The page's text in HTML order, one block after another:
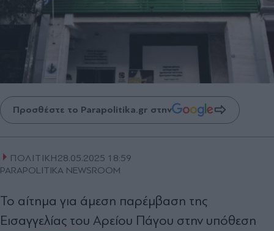
Προσθέστε το Parapolitika.gr στην
ΠΟΛΙΤΙΚΗ28.05.2025 18:59
PARAPOLITIKA NEWSROOM
Το αίτημα για άμεση παρέμβαση της
Εισαγγελίας του Αρείου Πάγου στην υπόθεση